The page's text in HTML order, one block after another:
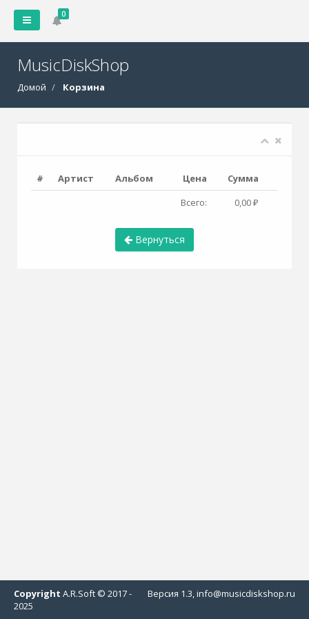
0
MusicDiskShop
Домой Корзина
# Артист Альбом Цена
Сумма
Всего:
0,00 ₽
Вернуться
Версия 1.3, info@musicdiskshop.ru
Copyright A.R.Soft © 2017 -
2025